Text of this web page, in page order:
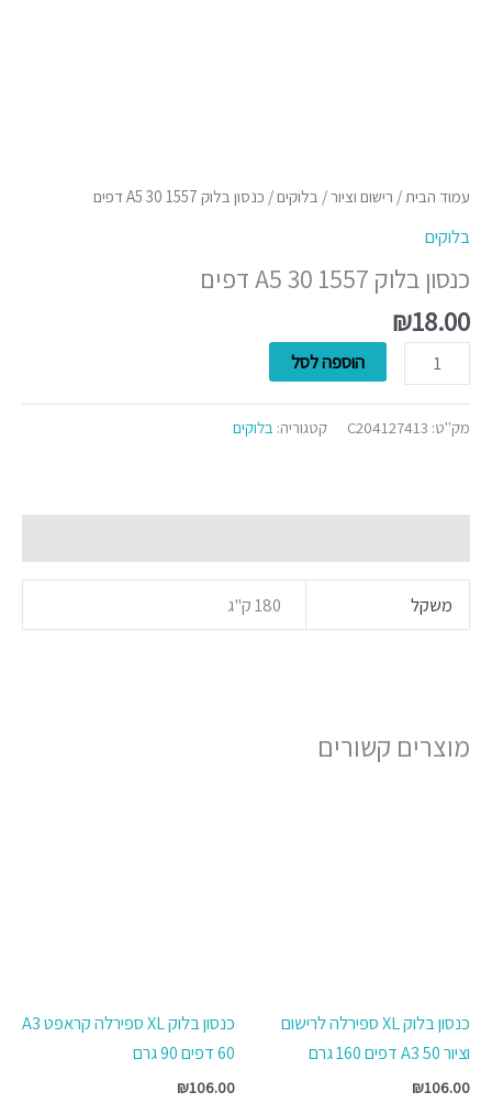
עמוד הבית/ רישום וציור/ בלוקים/ כנסון בלוק 1557 A5 30 דפים
בלוקים
כנסון בלוק 1557 A5 30 דפים
₪18.00
הוספה לסל
מק"ט: C204127413 קטגוריה: בלוקים
משקל 180 ק"ג
מוצרים קשורים
כנסון בלוק XL ספירלה לרישום
וציור A3 50 דפים 160 גרם
₪106.00
כנסון בלוק XL ספירלה קראפט A3
60 דפים 90 גרם
₪106.00